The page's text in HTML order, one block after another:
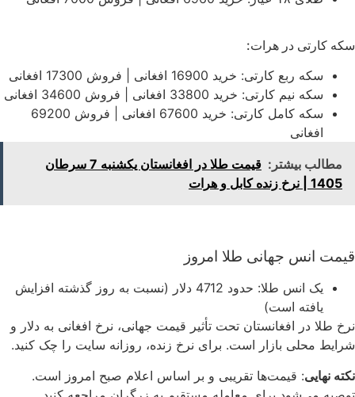
سکه کارتی در هرات:
سکه ربع کارتی: خرید 16900 افغانی | فروش 17300 افغانی
سکه نیم کارتی: خرید 33800 افغانی | فروش 34600 افغانی
سکه کامل کارتی: خرید 67600 افغانی | فروش 69200
افغانی
مطالب بیشتر:
قیمت طلا در افغانستان یکشنبه 7 سرطان
1405 | نرخ زنده کابل و هرات
قیمت انس جهانی طلا امروز
یک انس طلا: حدود 4712 دلار (نسبت به روز گذشته افزایش
یافته است)
نرخ طلا در افغانستان تحت تأثیر قیمت جهانی، نرخ افغانی به دلار و
شرایط محلی بازار است. برای نرخ زنده، روزانه سایت را چک کنید.
نکته نهایی: قیمت‌ها تقریبی و بر اساس اعلام صبح امروز است.